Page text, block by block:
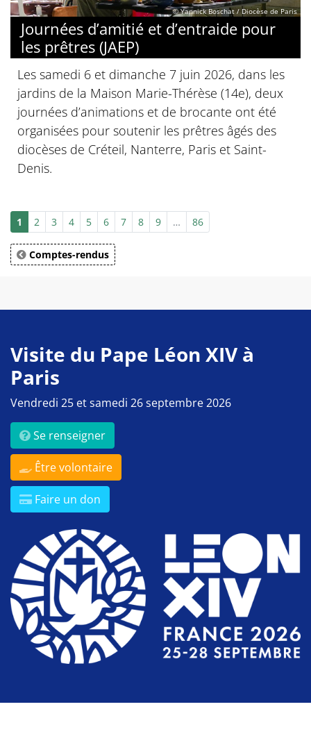
© Yannick Boschat / Diocèse de Paris
Journées d’amitié et d’entraide pour
les prêtres (JAEP)
Les samedi 6 et dimanche 7 juin 2026, dans les
jardins de la Maison Marie-Thérèse (14e), deux
journées d’animations et de brocante ont été
organisées pour soutenir les prêtres âgés des
diocèses de Créteil, Nanterre, Paris et Saint-
Denis.
1 2 3 4 5 6 7 8 9 … 86
Comptes-rendus
Visite du Pape Léon XIV à
Paris
Vendredi 25 et samedi 26 septembre 2026
Se renseigner
Être volontaire
Faire un don